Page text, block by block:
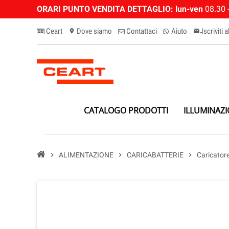
ORARI PUNTO VENDITA DETTAGLIO: lun-ven 08.30
Ceart location_on Dove siamo Contattaci Aiuto email-
Iscriviti
CATALOGO PRODOTTI
chevron_right ALIMENTAZIONE chevron_right CARICABATTERIE chevron_right